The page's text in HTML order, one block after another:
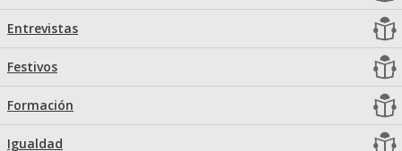
Entrevistas
Festivos
Formación
Igualdad